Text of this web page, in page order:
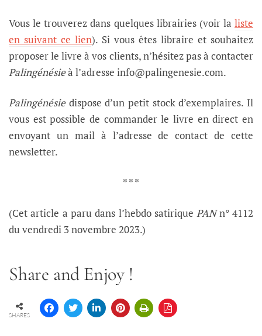
Vous le trouverez dans quelques librairies (voir la liste
en suivant ce lien). Si vous êtes libraire et souhaitez
proposer le livre à vos clients, n’hésitez pas à contacter
Palingénésieà l’adresse info@palingenesie.com.
Palingénésiedispose d’un petit stock d’exemplaires. Il
vous est possible de commander le livre en direct en
envoyant un mail à l’adresse de contact de cette
newsletter.
* * *
(Cet article a paru dans l’hebdo satiriquePANn° 4112
du vendredi 3 novembre 2023.)
Share and Enjoy !
SHARES